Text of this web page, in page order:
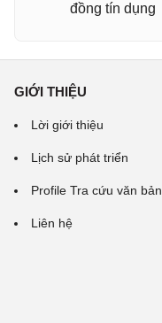
đồng tín dụng
GIỚI THIỆU
Lời giới thiệu
Lịch sử phát triển
Profile Tra cứu văn bản
Liên hệ